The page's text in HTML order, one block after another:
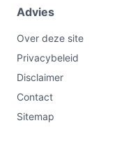
korte
langdurig gebruik in
de opgegeven
zijn.
Waar moet ik op letten
Advies
Over deze site
Privacybeleid
Disclaimer
Contact
Sitemap